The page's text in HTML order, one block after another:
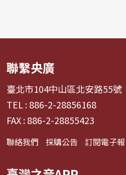
聯繫央廣
臺北市104中山區北安路55號
TEL : 886-2-28856168
FAX : 886-2-28855423
聯絡我們 採購公告 訂閱電子報